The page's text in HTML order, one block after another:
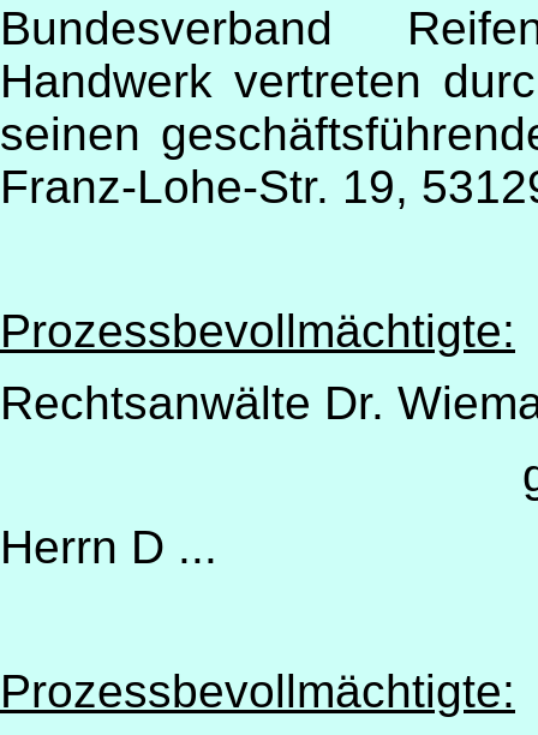
Bundesverband
Handwerk vertreten
seinen
Franz-Lohe-Str. 19,
Prozessbevollmächtigte:
Rechtsanwälte Dr.
Herrn D ...
Prozessbevollmächtigte: